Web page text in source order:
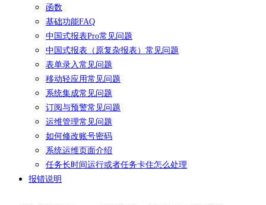
函数
基础功能FAQ
中国式报表Pro常见问题
中国式报表（原复杂报表）常见问题
表单录入常见问题
移动轻应用常见问题
系统集成常见问题
订阅与预警常见问题
运维管理常见问题
如何修改账号密码
系统运维页面介绍
任务长时间运行或者任务卡住怎么处理
报错说明